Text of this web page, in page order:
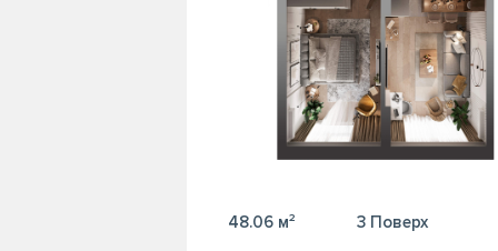
48.06 м² 3 Поверх